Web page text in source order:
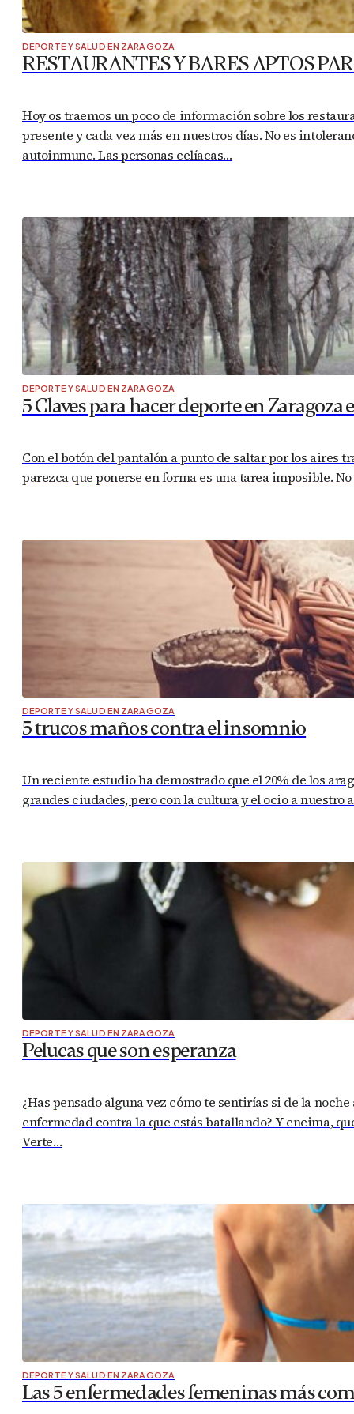
DEPORTE Y SALUD EN ZARAGOZA
RESTAURANTES Y BARES APTOS
Hoy os traemos un poco de información sobre los
presente y cada vez más en nuestros días. No es
autoinmune. Las personas celíacas…
DEPORTE Y SALUD EN ZARAGOZA
5 Claves para hacer deporte en
Con el botón del pantalón a punto de saltar por los aires
parezca que ponerse en forma es una tarea imposible.
DEPORTE Y SALUD EN ZARAGOZA
5 trucos maños contra el insomnio
Un reciente estudio ha demostrado que el 20% de los
grandes ciudades, pero con la cultura y el ocio a
DEPORTE Y SALUD EN ZARAGOZA
Pelucas que son esperanza
¿Has pensado alguna vez cómo te sentirías si de la
enfermedad contra la que estás batallando? Y encima,
Verte…
DEPORTE Y SALUD EN ZARAGOZA
Las 5 enfermedades femeninas más